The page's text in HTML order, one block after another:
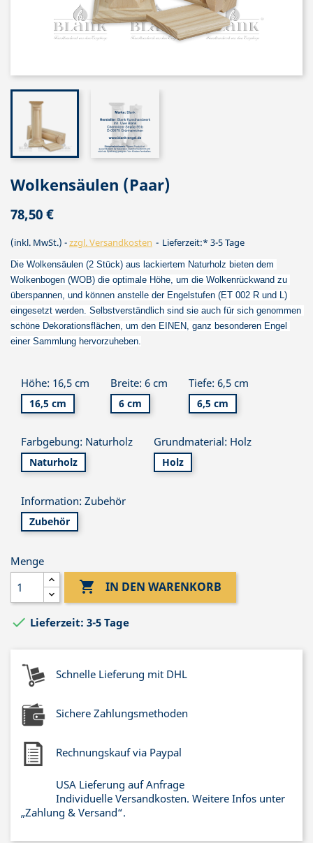
Wolkensäulen (Paar)
78,50 €
(inkl. MwSt.) zzgl. Versandkosten Lieferzeit:* 3-5 Tage
Die Wolkensäulen (2 Stück) aus lackiertem Naturholz bieten dem
Wolkenbogen (WOB) die optimale Höhe, um die Wolkenrückwand zu
überspannen, und können anstelle der Engelstufen (ET 002 R und L)
eingesetzt werden. Selbstverständlich sind sie auch für sich genommen
schöne Dekorationsflächen, um den EINEN, ganz besonderen Engel
einer Sammlung hervorzuheben.
Höhe: 16,5 cm
16,5 cm
Breite: 6 cm
6 cm
Tiefe: 6,5 cm
6,5 cm
Farbgebung: Naturholz
Naturholz
Grundmaterial: Holz
Holz
Information: Zubehör
Zubehör
Menge
 IN DEN WARENKORB
 Lieferzeit: 3-5 Tage
Schnelle Lieferung mit DHL
Sichere Zahlungsmethoden
Rechnungskauf via Paypal
USA Lieferung auf Anfrage
Individuelle Versandkosten. Weitere Infos unter
„Zahlung & Versand“.